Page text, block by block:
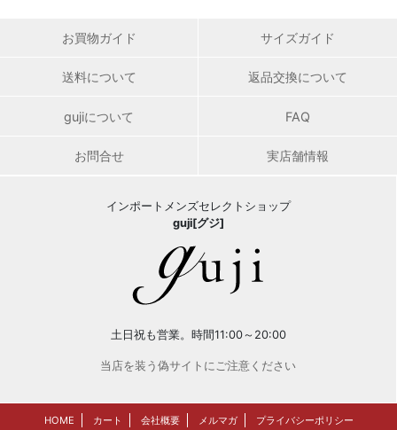
お買物ガイド サイズガイド
送料について 返品交換について
gujiについて FAQ
お問合せ 実店舗情報
インポートメンズセレクトショップ
guji[グジ]
土日祝も営業。時間11:00～20:00
当店を装う偽サイトにご注意ください
HOME カート 会社概要 メルマガ プライバシーポリシー